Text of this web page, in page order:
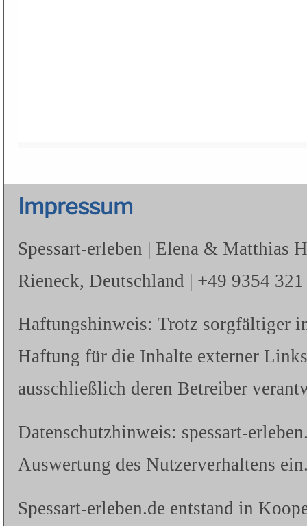
Impressum
Spessart-erleben | Elena & Matthias
Rieneck, Deutschland | +49 9354
Haftungshinweis: Trotz sorgfältiger
Haftung für die Inhalte externer
ausschließlich deren Betreiber
Datenschutzhinweis: spessart-
Auswertung des Nutzerverhaltens
Spessart-erleben.de entstand in